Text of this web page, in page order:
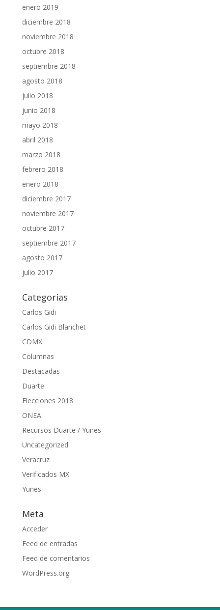
enero 2019
diciembre 2018
noviembre 2018
octubre 2018
septiembre 2018
agosto 2018
julio 2018
junio 2018
mayo 2018
abril 2018
marzo 2018
febrero 2018
enero 2018
diciembre 2017
noviembre 2017
octubre 2017
septiembre 2017
agosto 2017
julio 2017
Categorías
Carlos Gidi
Carlos Gidi Blanchet
CDMX
Columnas
Destacadas
Duarte
Elecciones 2018
ONEA
Recursos Duarte / Yunes
Uncategorized
Veracruz
Verificados MX
Yunes
Meta
Acceder
Feed de entradas
Feed de comentarios
WordPress.org